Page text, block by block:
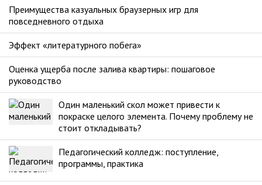
Преимущества казуальных браузерных игр для
повседневного отдыха
Эффект «литературного побега»
Оценка ущерба после залива квартиры: пошаговое
руководство
Один маленький скол может привести к
покраске целого элемента. Почему проблему не
стоит откладывать?
Педагогический колледж: поступление,
программы, практика